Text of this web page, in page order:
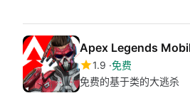
Apex Legends
1.9 免费
免费的基于类的大逃杀